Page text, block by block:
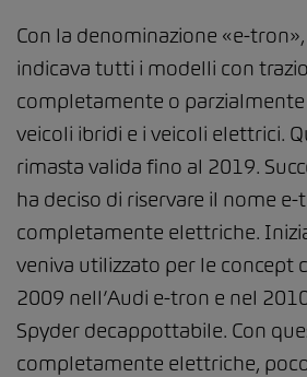
Con la denominazione «e-
indicava tutti i modelli con
completamente o
veicoli ibridi e i veicoli elettrici.
rimasta valida fino al 2019.
ha deciso di riservare il nome
completamente elettriche.
veniva utilizzato per le concept
2009 nell’Audi e-tron e nel
Spyder decappottabile. Con
completamente elettriche,